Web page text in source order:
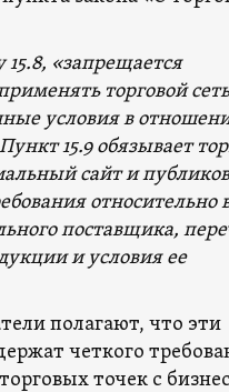
15.8, «запрещается
торговой
условия в
15.9 обязывает
сайт и
относительно
поставщика,
и условия ее
полагают, что эти
четкого
точек с